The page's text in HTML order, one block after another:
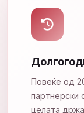
Повеќе од
партнерски
целата